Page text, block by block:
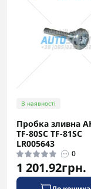
В наявності
Пробка зливна
TF-80SC TF-81SC
LR005643
0
1 201.92грн.